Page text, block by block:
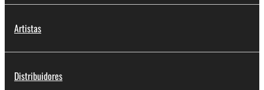
Artistas
Distribuidores